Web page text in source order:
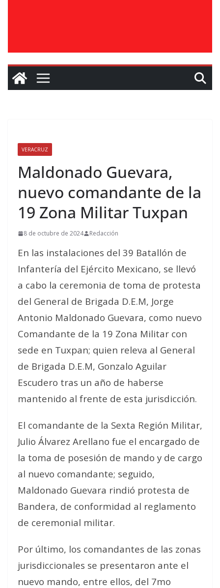
VERACRUZ
Maldonado Guevara,
nuevo comandante de la
19 Zona Militar Tuxpan
8 de octubre de 2024 Redacción
En las instalaciones del 39 Batallón de
Infantería del Ejército Mexicano, se llevó
a cabo la ceremonia de toma de protesta
del General de Brigada D.E.M, Jorge
Antonio Maldonado Guevara, como nuevo
Comandante de la 19 Zona Militar con
sede en Tuxpan; quien releva al General
de Brigada D.E.M, Gonzalo Aguilar
Escudero tras un año de haberse
mantenido al frente de esta jurisdicción.
El comandante de la Sexta Región Militar,
Julio Álvarez Arellano fue el encargado de
la toma de posesión de mando y de cargo
al nuevo comandante; seguido,
Maldonado Guevara rindió protesta de
Bandera, de conformidad al reglamento
de ceremonial militar.
Por último, los comandantes de las zonas
jurisdiccionales se presentaron ante el
nuevo mando, entre ellos, del 7mo